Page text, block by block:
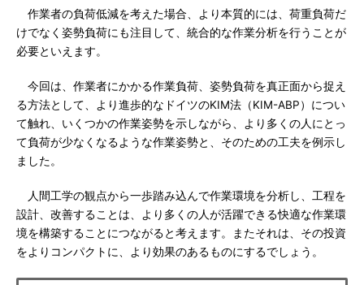
作業者の負荷低減を考えた場合、より本質的には、荷重負荷だ
けでなく姿勢負荷にも注目して、統合的な作業分析を行うことが
必要といえます。
今回は、作業者にかかる作業負荷、姿勢負荷を真正面から捉え
る方法として、より進歩的なドイツのKIM法（KIM-ABP）につい
て触れ、いくつかの作業姿勢を示しながら、より多くの人にとっ
て負荷が少なくなるような作業姿勢と、そのための工夫を例示し
ました。
人間工学の観点から一歩踏み込んで作業環境を分析し、工程を
設計、改善することは、より多くの人が活躍できる快適な作業環
境を構築することにつながると考えます。またそれは、その投資
をよりコンパクトに、より効果のあるものにするでしょう。